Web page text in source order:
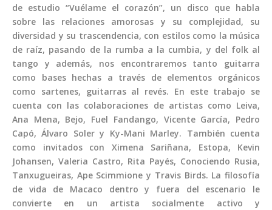
de estudio “Vuélame el corazón”, un disco que habla
sobre las relaciones amorosas y su complejidad, su
diversidad y su trascendencia, con estilos como la música
de raíz, pasando de la rumba a la cumbia, y del folk al
tango y además, nos encontraremos tanto guitarra
como bases hechas a través de elementos orgánicos
como sartenes, guitarras al revés. En este trabajo se
cuenta con las colaboraciones de artistas como Leiva,
Ana Mena, Bejo, Fuel Fandango, Vicente García, Pedro
Capó, Álvaro Soler y Ky-Mani Marley. También cuenta
como invitados con Ximena Sariñana, Estopa, Kevin
Johansen, Valeria Castro, Rita Payés, Conociendo Rusia,
Tanxugueiras, Ape Scimmione y Travis Birds. La filosofía
de vida de Macaco dentro y fuera del escenario le
convierte en un artista socialmente activo y